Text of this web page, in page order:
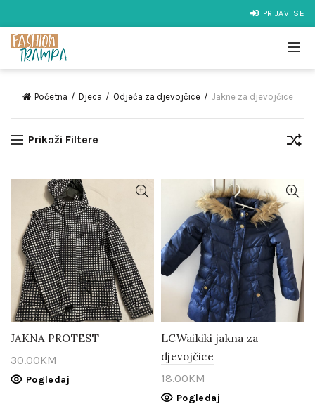
PRIJAVI SE
Početna Djeca Odjeća za djevojčice Jakne za djevojčice
Prikaži Filtere
JAKNA PROTEST
30.00KM
Pogledaj
LCWaikiki jakna za
djevojčice
18.00KM
Pogledaj